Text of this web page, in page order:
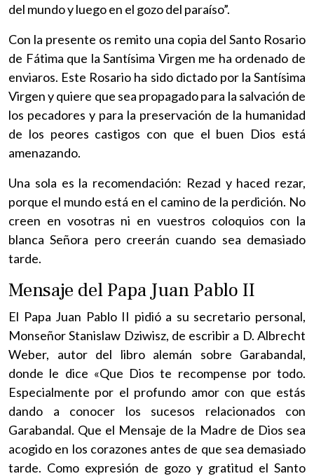
del mundo y luego en el gozo del paraíso”.
Con la presente os remito una copia del Santo Rosario
de Fátima que la Santísima Virgen me ha ordenado de
enviaros. Este Rosario ha sido dictado por la Santísima
Virgen y quiere que sea propagado para la salvación de
los pecadores y para la preservación de la humanidad
de los peores castigos con que el buen Dios está
amenazando.
Una sola es la recomendación: Rezad y haced rezar,
porque el mundo está en el camino de la perdición. No
creen en vosotras ni en vuestros coloquios con la
blanca Señora pero creerán cuando sea demasiado
tarde.
Mensaje del Papa Juan Pablo II
El Papa Juan Pablo II pidió a su secretario personal,
Monseñor Stanislaw Dziwisz, de escribir a D. Albrecht
Weber, autor del libro alemán sobre Garabandal,
donde le dice «Que Dios te recompense por todo.
Especialmente por el profundo amor con que estás
dando a conocer los sucesos relacionados con
Garabandal. Que el Mensaje de la Madre de Dios sea
acogido en los corazones antes de que sea demasiado
tarde. Como expresión de gozo y gratitud el Santo